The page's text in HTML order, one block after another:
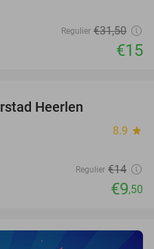
Regulier €31,50
€15
Heerlen
8.9 star
Regulier €14
€9,50